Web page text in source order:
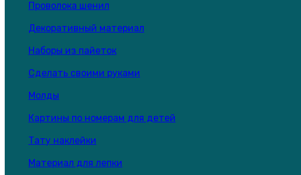
Проволока шенил
Декоративный материал
Наборы из пайеток
Сделать своими руками
Молды
Картины по номерам для детей
Тату наклейки
Материал для лепки